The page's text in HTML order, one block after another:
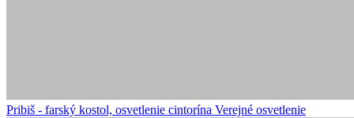
Pribiš - farský kostol, osvetlenie cintorína Verejné osvetlenie